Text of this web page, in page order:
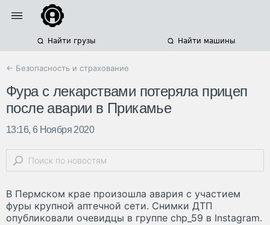
Найти грузы Найти машины
← Безопасность и страхование
Фура с лекарствами потеряла прицеп
после аварии в Прикамье
13:16, 6 Ноября 2020
В Пермском крае произошла авария с участием
фуры крупной аптечной сети. Снимки ДТП
опубликовали очевидцы в группе chp_59 в Instagram.